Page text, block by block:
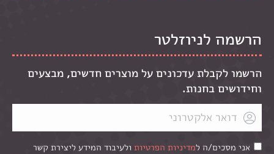
הרשמה לניוזלטר
הרשמו לקבלת עדכונים על מוצרים חדשים, מבצעים
וחידושים בחנות.
אני מסכים/ה למדיניות הפרטיות ולעיבוד המידע ליצירת קשר